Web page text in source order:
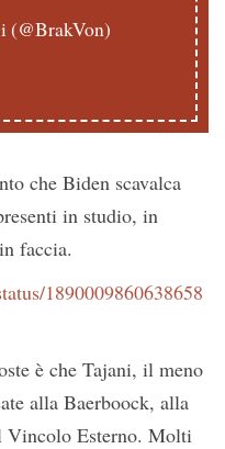
(@BrakVon)
che Biden scavalca
in studio, in
faccia.
1890009860638658
è che Tajani, il meno
alla Baerboock, alla
Vincolo Esterno. Molti